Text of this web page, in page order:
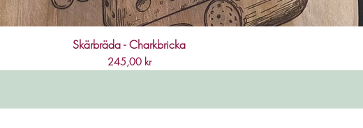
Skärbräda - Charkbricka
Pris
245,00 kr